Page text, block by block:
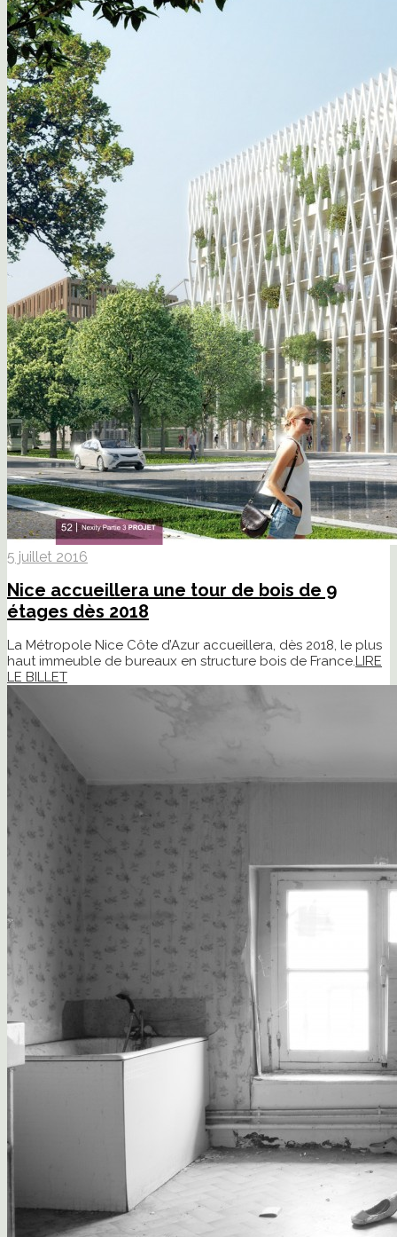
5 juillet 2016
Nice accueillera une tour de bois de 9
étages dès 2018
La Métropole Nice Côte d’Azur accueillera, dès 2018, le plus
haut immeuble de bureaux en structure bois de France.LIRE
LE BILLET